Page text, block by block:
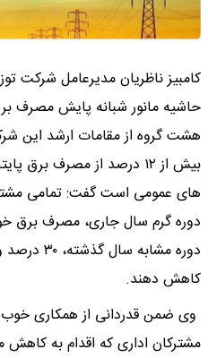
کامبیز ناظریان مدیرعامل شرکت
حاشیه مانور شبانه پایش مصرف
هشت گروه از مقامات ارشد این
بیش از ۱۲ درصد از مصرف
های عمومی است گفت: تمامی
دوره گرم سال جاری، مصرف برق
کاهش دهند.
وی ضمن قدردانی از همکاری خوب
مشترکان اداری که اقدام به کاهش